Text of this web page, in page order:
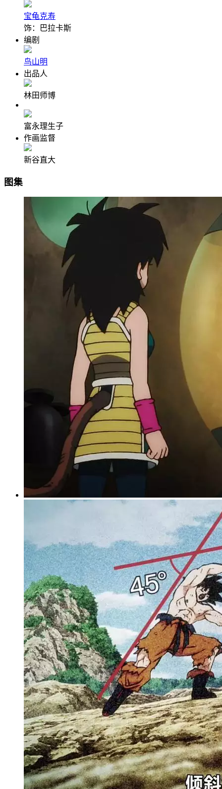
宝龟克寿
饰：巴拉卡斯
编剧
鸟山明
出品人
林田师博
富永理生子
作画监督
新谷直大
图集